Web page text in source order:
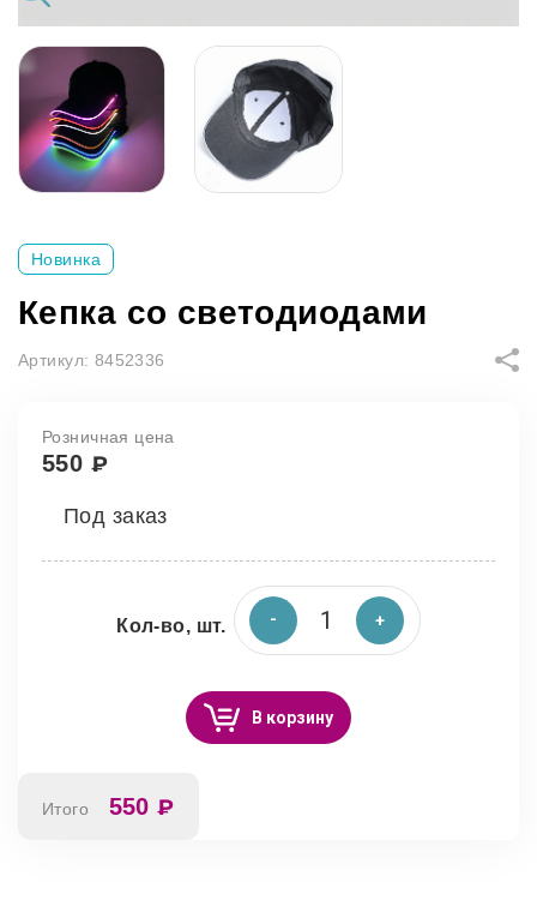
Новинка
Кепка со светодиодами
Артикул: 8452336
Розничная цена
550 ₽
Под заказ
Кол-во, шт.
В корзину
Итого 550 ₽